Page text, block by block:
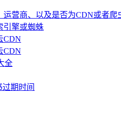
运营商、以及是否为CDN或者爬
引擎或蜘蛛
CDN
CDN
全
期时间